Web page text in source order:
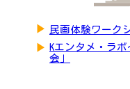
▶ 民画体験ワーク
▶ Kエンタメ・ラ
会」